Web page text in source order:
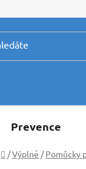
Prevence
Domů
/Výplně / Pomůcky